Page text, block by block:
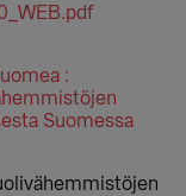
:
Suomessa